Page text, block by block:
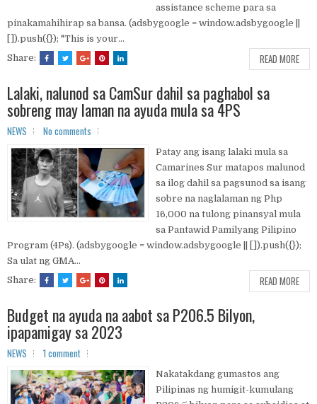
assistance scheme para sa
pinakamahihirap sa bansa. (adsbygoogle = window.adsbygoogle ||
[]).push({}); "This is your...
Share:
READ MORE
Lalaki, nalunod sa CamSur dahil sa paghabol sa
sobreng may laman na ayuda mula sa 4PS
NEWS No comments
Patay ang isang lalaki mula sa
Camarines Sur matapos malunod
sa ilog dahil sa pagsunod sa isang
sobre na naglalaman ng Php
16,000 na tulong pinansyal mula
sa Pantawid Pamilyang Pilipino
Program (4Ps). (adsbygoogle = window.adsbygoogle || []).push({});
Sa ulat ng GMA...
Share:
READ MORE
Budget na ayuda na aabot sa P206.5 Bilyon,
ipapamigay sa 2023
NEWS 1 comment
Nakatakdang gumastos ang
Pilipinas ng humigit-kumulang